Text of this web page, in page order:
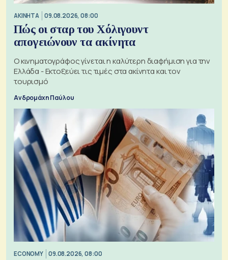
ΑΚΙΝΗΤΑ 09.08.2026, 08:00
Πώς οι σταρ του Χόλιγουντ
απογειώνουν τα ακίνητα
Ο κινηματογράφος γίνεται η καλύτερη διαφήμιση για την
Ελλάδα - Εκτοξεύει τις τιμές στα ακίνητα και τον
τουρισμό
Ανδρομάχη Παύλου
ECONOMY 09.08.2026, 08:00